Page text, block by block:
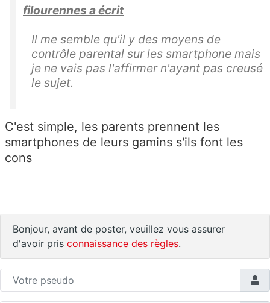
filourennes a écrit
Il me semble qu'il y des moyens de
contrôle parental sur les smartphone mais
je ne vais pas l'affirmer n'ayant pas creusé
le sujet.
C'est simple, les parents prennent les
smartphones de leurs gamins s'ils font les
cons
Bonjour, avant de poster, veuillez vous assurer
d'avoir pris connaissance des règles.